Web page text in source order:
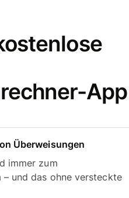
App
Überweisungen
immer zum
– und das ohne versteckte